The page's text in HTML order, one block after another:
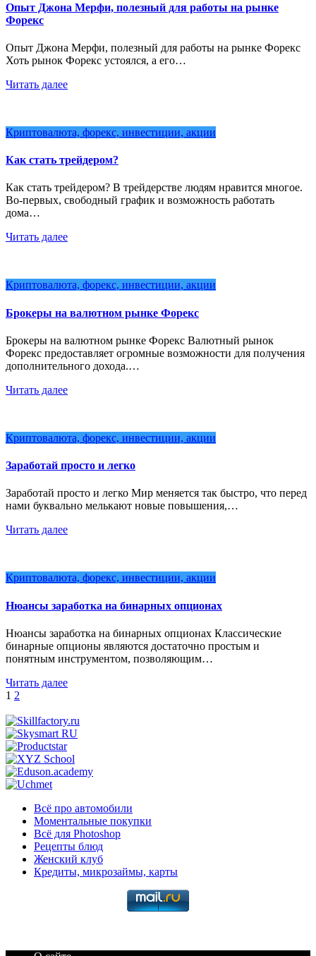
Опыт Джона Мерфи, полезный для работы на рынке
Форекс
Опыт Джона Мерфи, полезный для работы на рынке Форекс
Хоть рынок Форекс устоялся, а его…
Читать далее
Криптовалюта, форекс, инвестиции, акции
Как стать трейдером?
Как стать трейдером? В трейдерстве людям нравится многое.
Во-первых, свободный график и возможность работать
дома…
Читать далее
Криптовалюта, форекс, инвестиции, акции
Брокеры на валютном рынке Форекс
Брокеры на валютном рынке Форекс Валютный рынок
Форекс предоставляет огромные возможности для получения
дополнительного дохода.…
Читать далее
Криптовалюта, форекс, инвестиции, акции
Заработай просто и легко
Заработай просто и легко Мир меняется так быстро, что перед
нами буквально мелькают новые повышения,…
Читать далее
Криптовалюта, форекс, инвестиции, акции
Нюансы заработка на бинарных опционах
Нюансы заработка на бинарных опционах Классические
бинарные опционы являются достаточно простым и
понятным инструментом, позволяющим…
Читать далее
Пагинация
записей
1 2
Всё про автомобили
Моментальные покупки
Всё для Photoshop
Рецепты блюд
Женский клуб
Кредиты, микрозаймы, карты